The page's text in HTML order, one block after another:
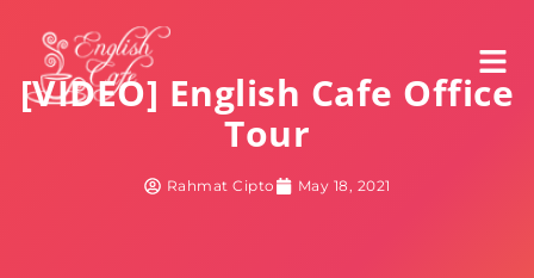
[VIDEO] English Cafe Office
Tour
Rahmat Cipto May 18, 2021